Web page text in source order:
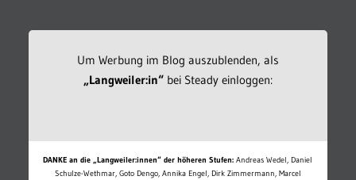
Um Werbung im Blog auszublenden, als
„Langweiler:in“bei Steady einloggen:
DANKE an die „Langweiler:innen“ der höheren Stufen: Andreas Wedel, Daniel
Schulze-Wethmar, Goto Dengo, Annika Engel, Dirk Zimmermann, Marcel